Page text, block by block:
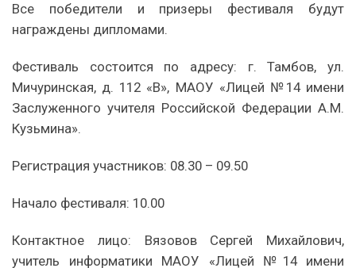
Все победители и призеры фестиваля будут
награждены дипломами.
Фестиваль состоится по адресу: г. Тамбов, ул.
Мичуринская, д. 112 «В», МАОУ «Лицей №14 имени
Заслуженного учителя Российской Федерации А.М.
Кузьмина».
Регистрация участников: 08.30 – 09.50
Начало фестиваля: 10.00
Контактное лицо: Вязовов Сергей Михайлович,
учитель информатики МАОУ «Лицей №14 имени